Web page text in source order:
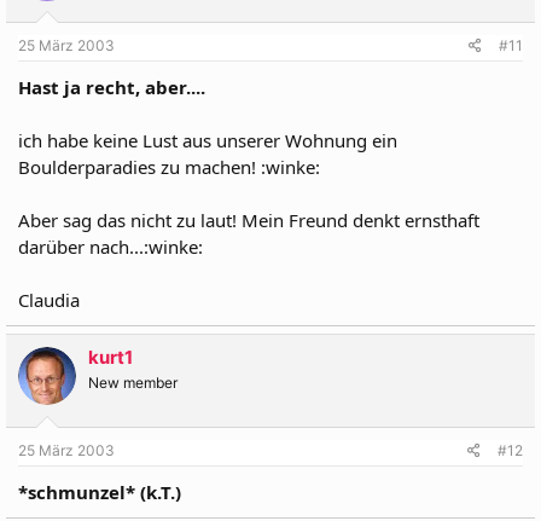
25 März 2003 #11
Hast ja recht, aber....
ich habe keine Lust aus unserer Wohnung ein
Boulderparadies zu machen! :winke:
Aber sag das nicht zu laut! Mein Freund denkt ernsthaft
darüber nach...:winke:
Claudia
kurt1
New member
25 März 2003 #12
*schmunzel* (k.T.)